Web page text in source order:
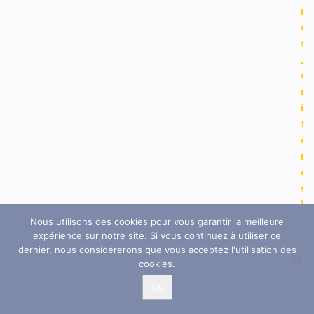
n
e
s
,
c
r
i
t
è
r
e
s
)
Nous utilisons des cookies pour vous garantir la meilleure
expérience sur notre site. Si vous continuez à utiliser ce
dernier, nous considérerons que vous acceptez l'utilisation des
cookies.